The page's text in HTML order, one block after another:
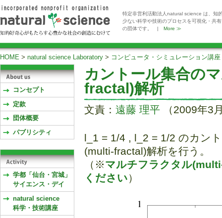
特定非営利活動法人natural science は、知
少ない科学や技術のプロセスを可視化・共
の団体です。 | More ≫
HOME > natural science Laboratory > コンピュータ・シミュレーション講座
カントール集合の
fractal)解析
文責： 遠藤 理平 （2009年3
l_1 = 1/4 , l_2 = 1/2 のカン
(multi-fractal)解析を行う。
（※マルチフラクタル
ください）
コンセプト
定款
団体概要
パブリシティ
学都「仙台・宮城」
サイエンス・デイ
natural science
科学・技術講座